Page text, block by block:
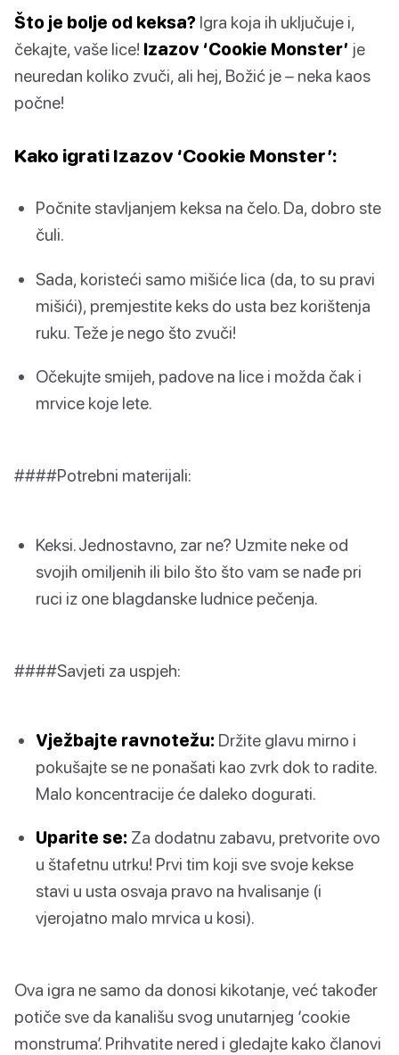
Što je bolje od keksa? Igra koja ih uključuje i,
čekajte, vaše lice! Izazov ‘Cookie Monster’ je
neuredan koliko zvuči, ali hej, Božić je – neka kaos
počne!
Kako igrati Izazov ‘Cookie Monster’:
Počnite stavljanjem keksa na čelo. Da, dobro ste
čuli.
Sada, koristeći samo mišiće lica (da, to su pravi
mišići), premjestite keks do usta bez korištenja
ruku. Teže je nego što zvuči!
Očekujte smijeh, padove na lice i možda čak i
mrvice koje lete.
####Potrebni materijali:
Keksi. Jednostavno, zar ne? Uzmite neke od
svojih omiljenih ili bilo što što vam se nađe pri
ruci iz one blagdanske ludnice pečenja.
####Savjeti za uspjeh:
Vježbajte ravnotežu: Držite glavu mirno i
pokušajte se ne ponašati kao zvrk dok to radite.
Malo koncentracije će daleko dogurati.
Uparite se: Za dodatnu zabavu, pretvorite ovo
u štafetnu utrku! Prvi tim koji sve svoje kekse
stavi u usta osvaja pravo na hvalisanje (i
vjerojatno malo mrvica u kosi).
Ova igra ne samo da donosi kikotanje, već također
potiče sve da kanališu svog unutarnjeg ‘cookie
monstruma’. Prihvatite nered i gledajte kako članovi